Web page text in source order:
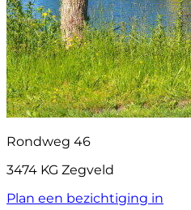
Rondweg 46
3474 KG Zegveld
Plan een bezichtiging in